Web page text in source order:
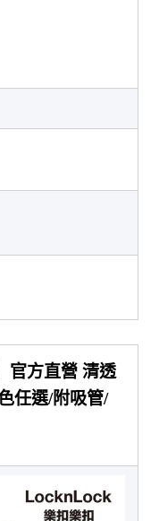
官方直營 清透
任選/附吸管/